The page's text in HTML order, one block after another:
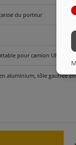
du porteur
pour camion UFS 60,
aluminium, tôle gaufrée